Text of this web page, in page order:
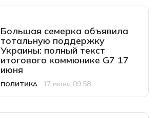
Большая семерка объявила
тотальную поддержку
Украины: полный текст
итогового коммюнике G7 17
июня
Категория
ПОЛИТИКА
Дата публикации
17 июня 09:58